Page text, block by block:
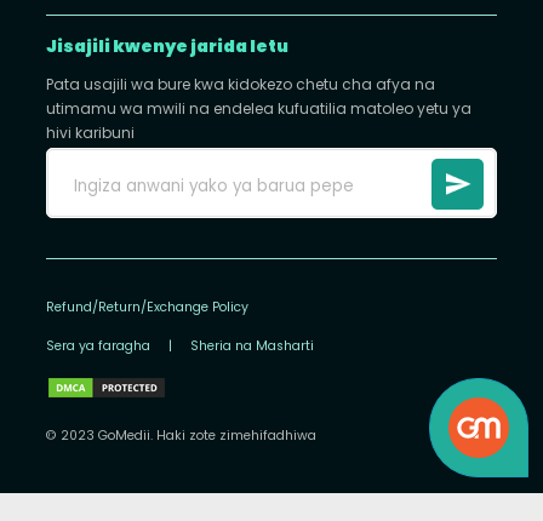
Jisajili kwenye jarida letu
Pata usajili wa bure kwa kidokezo chetu cha afya na
utimamu wa mwili na endelea kufuatilia matoleo yetu ya
hivi karibuni
Refund/Return/Exchange Policy
Sera ya faragha | Sheria na Masharti
© 2023 GoMedii. Haki zote zimehifadhiwa